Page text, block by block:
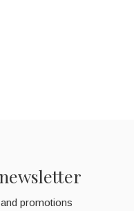
promotions